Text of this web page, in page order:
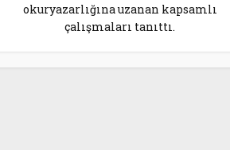
okuryazarlığına uzanan kapsamlı
çalışmaları tanıttı.